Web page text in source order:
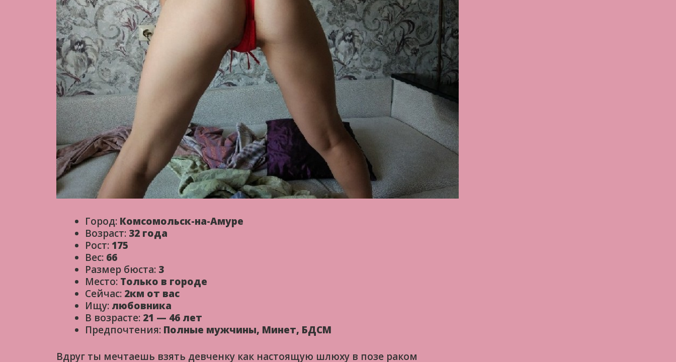
Город: Комсомольск-на-Амуре
Возраст: 32 года
Рост: 175
Вес: 66
Размер бюста: 3
Место: Только в городе
Сейчас: 2км от вас
Ищу: любовника
В возрасте: 21 — 46 лет
Предпочтения: Полные мужчины, Минет, БДСМ
Вдруг ты мечтаешь взять девченку как настоящую шлюху в позе раком